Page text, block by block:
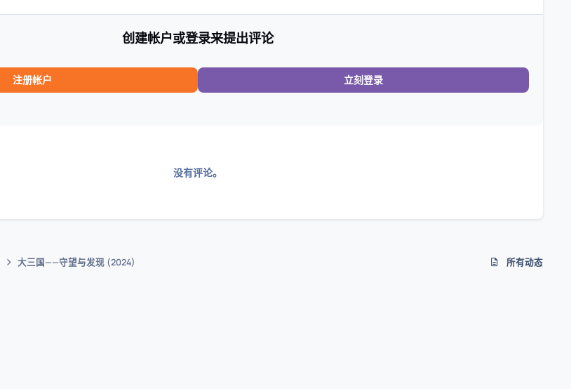
创建帐户或登录来提出评论
注册帐户 立刻登录
没有评论。
大三国——守望与发现 (2024) 所有动态